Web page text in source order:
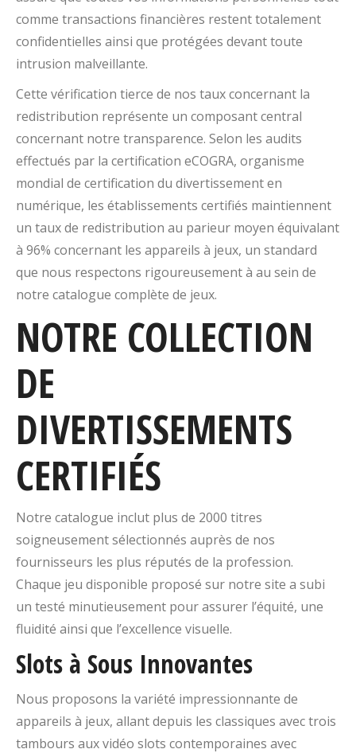
comme transactions financières restent totalement
confidentielles ainsi que protégées devant toute
intrusion malveillante.
Cette vérification tierce de nos taux concernant la
redistribution représente un composant central
concernant notre transparence. Selon les audits
effectués par la certification eCOGRA, organisme
mondial de certification du divertissement en
numérique, les établissements certifiés maintiennent
un taux de redistribution au parieur moyen équivalant
à 96% concernant les appareils à jeux, un standard
que nous respectons rigoureusement à au sein de
notre catalogue complète de jeux.
NOTRE COLLECTION
DE
DIVERTISSEMENTS
CERTIFIÉS
Notre catalogue inclut plus de 2000 titres
soigneusement sélectionnés auprès de nos
fournisseurs les plus réputés de la profession.
Chaque jeu disponible proposé sur notre site a subi
un testé minutieusement pour assurer l’équité, une
fluidité ainsi que l’excellence visuelle.
Slots à Sous Innovantes
Nous proposons la variété impressionnante de
appareils à jeux, allant depuis les classiques avec trois
tambours aux vidéo slots contemporaines avec